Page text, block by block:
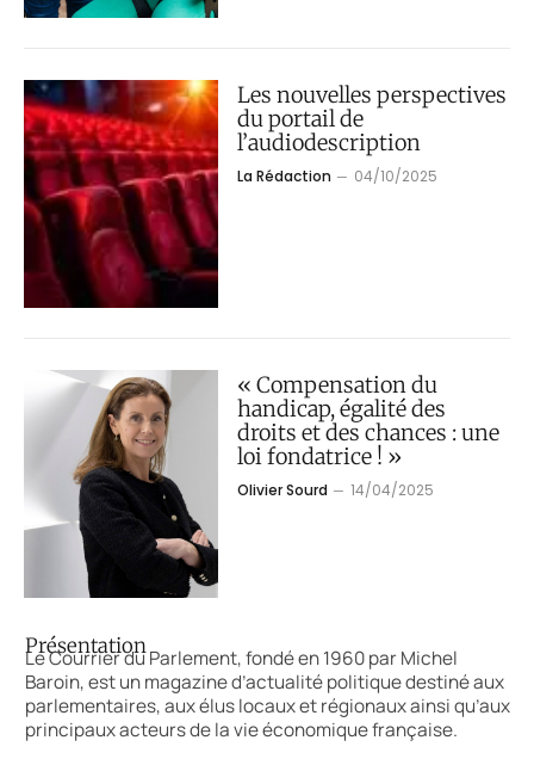
Les nouvelles perspectives
du portail de
l’audiodescription
La Rédaction 04/10/2025
« Compensation du
handicap, égalité des
droits et des chances : une
loi fondatrice ! »
Olivier Sourd 14/04/2025
Présentation
Le Courrier du Parlement, fondé en 1960 par Michel
Baroin, est un magazine d’actualité politique destiné aux
parlementaires, aux élus locaux et régionaux ainsi qu’aux
principaux acteurs de la vie économique française.